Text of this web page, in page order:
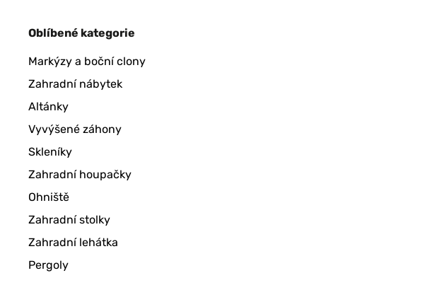
Utilisateur d'Amazon
Brise vue apparences naturel impeccable
Utilisateur d'Amazon
Oblíbené kategorie
Markýzy a boční clony
Zahradní nábytek
Altánky
Vyvýšené záhony
Skleníky
Zahradní houpačky
Ohniště
Zahradní stolky
Zahradní lehátka
Pergoly